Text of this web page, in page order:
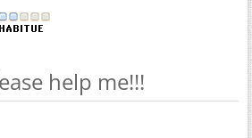
help me!!!